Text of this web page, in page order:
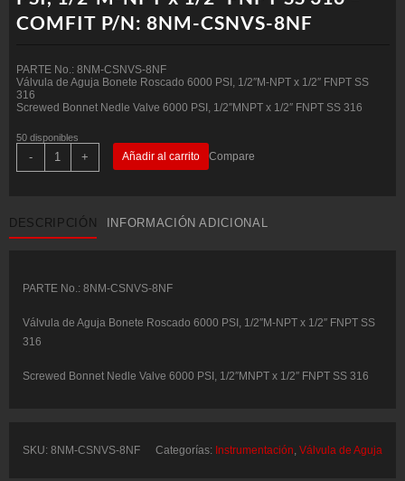
COMFIT P/N: 8NM-CSNVS-8NF
PARTE No.: 8NM-CSNVS-8NF
Válvula de Aguja Bonete Roscado 6000 PSI, 1/2″M-NPT x 1/2″ FNPT SS
316
Screwed Bonnet Nedle Valve 6000 PSI, 1/2″MNPT x 1/2″ FNPT SS 316
50 disponibles
-
de
Aguja
PSI,
1/2"M-
FNPT
-
CSNVS-
+ Añadir al carrito Compare
DESCRIPCIÓN INFORMACIÓN ADICIONAL
PARTE No.: 8NM-CSNVS-8NF
Válvula de Aguja Bonete Roscado 6000 PSI, 1/2″M-NPT x 1/2″ FNPT SS
316
Screwed Bonnet Nedle Valve 6000 PSI, 1/2″MNPT x 1/2″ FNPT SS 316
SKU: 8NM-CSNVS-8NF Categorías: Instrumentación, Válvula de Aguja